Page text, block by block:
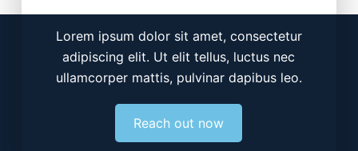
Lorem ipsum dolor sit amet, consectetur
adipiscing elit. Ut elit tellus, luctus nec
ullamcorper mattis, pulvinar dapibus leo.
Reach out now